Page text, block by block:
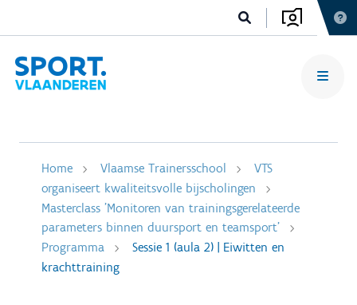
Home Vlaamse Trainersschool
VTS
organiseert kwaliteitsvolle bijscholingen
Masterclass 'Monitoren van trainingsgerelateerde
parameters binnen duursport en teamsport'
Programma
Sessie 1 (aula 2) | Eiwitten en
krachttraining